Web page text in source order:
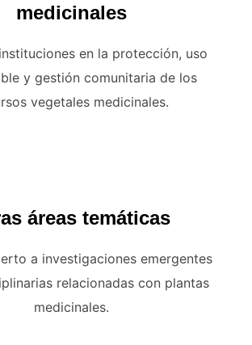
medicinales
en la protección, uso
y gestión comunitaria de los
vegetales medicinales.
áreas temáticas
a investigaciones emergentes
relacionadas con plantas
medicinales.